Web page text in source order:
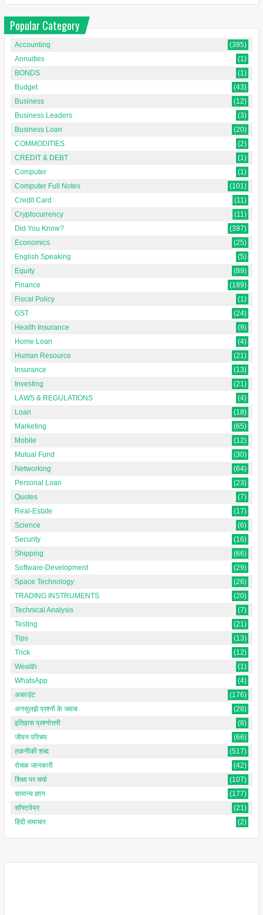
Popular Category
Accounting
(395)
Annuities
(1)
BONDS
(1)
Budget
(43)
Business
(12)
Business Leaders
(3)
Business Loan
(20)
COMMODITIES
(2)
CREDIT & DEBT
(1)
Computer
(1)
Computer Full Notes
(101)
Credit Card
(11)
Cryptocurrency
(11)
Did You Know?
(397)
Economics
(25)
English Speaking
(5)
Equity
(89)
Finance
(189)
Fiscal Policy
(1)
GST
(24)
Health Insurance
(9)
Home Loan
(4)
Human Resource
(21)
Insurance
(13)
Investing
(21)
LAWS & REGULATIONS
(4)
Loan
(18)
Marketing
(65)
Mobile
(12)
Mutual Fund
(30)
Networking
(64)
Personal Loan
(23)
Quotes
(7)
Real-Estate
(17)
Science
(6)
Security
(16)
Shipping
(66)
Software-Development
(29)
Space Technology
(26)
TRADING INSTRUMENTS
(20)
Technical Analysis
(7)
Testing
(21)
Tips
(13)
Trick
(12)
Wealth
(1)
WhatsApp
(4)
अकाउंट
(176)
अनसुलझे प्रश्नों के जवाब
(28)
इतिहास प्रश्नोत्तरी
(8)
जीवन परिचय
(66)
तकनीकी शब्द
(517)
रोचक जानकारी
(42)
शिक्षा पर चर्चा
(107)
सामान्य ज्ञान
(177)
सॉफ्टवेयर
(21)
हिंदी समाचार
(2)